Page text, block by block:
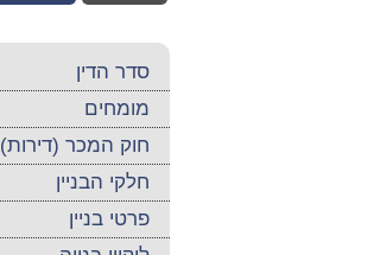
סדר הדין
מומחים
חוק המכר (דירות)
חלקי הבניין
פרטי בניין